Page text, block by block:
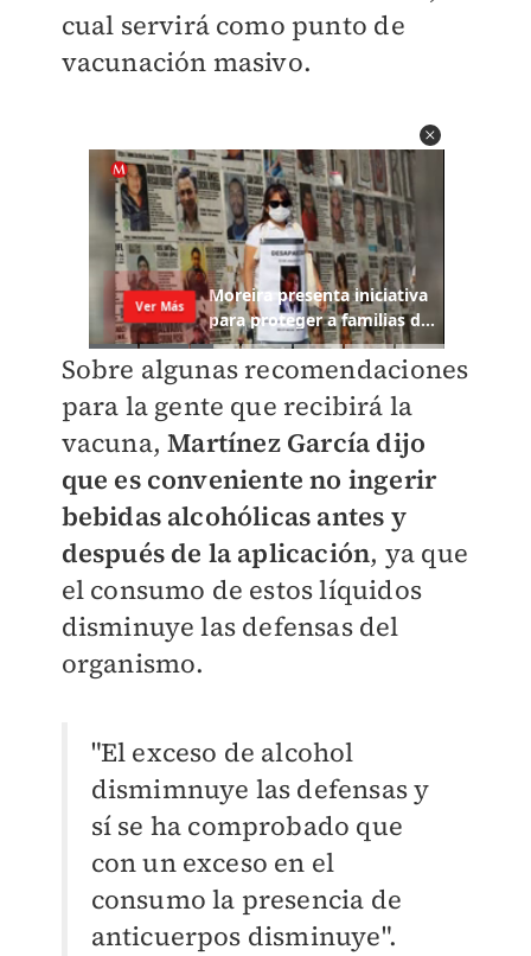
cual servirá como punto de
vacunación masivo.
Sobre algunas recomendaciones
para la gente que recibirá la
vacuna,Martínez García dijo
que es conveniente no ingerir
bebidas alcohólicas antes y
después de la aplicación, ya que
el consumo de estos líquidos
disminuye las defensas del
organismo.
"El exceso de alcohol
dismimnuye las defensas y
sí se ha comprobado que
con un exceso en el
consumo la presencia de
anticuerpos disminuye".